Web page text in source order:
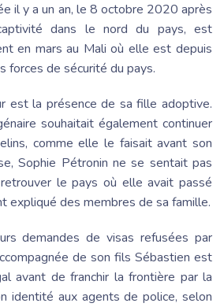
il y a un an, le 8 octobre 2020 après
dans le nord du pays, est
en mars au Mali où elle est depuis
forces de sécurité du pays.
est la présence de sa fille adoptive.
souhaitait également continuer
comme elle le faisait avant son
Sophie Pétronin ne se sentait pas
le pays où elle avait passé
expliqué des membres de sa famille.
demandes de visas refusées par
de son fils Sébastien est
avant de franchir la frontière par la
identité aux agents de police, selon